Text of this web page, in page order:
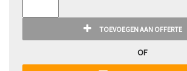
TOEVOEGEN AAN OFFERTE
OF